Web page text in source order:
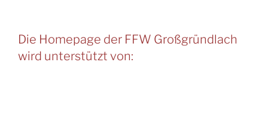
Die Homepage der FFW Großgründlach
wird unterstützt von: